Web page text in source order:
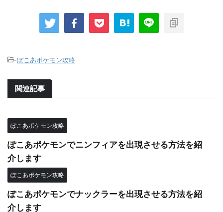
-ぽこあポケモン攻略
関連記事
ぽこあポケモン攻略
ぽこあポケモンでニンフィアを出現させる方法を紹
介します
ぽこあポケモン攻略
ぽこあポケモンでナックラーを出現させる方法を紹
介します